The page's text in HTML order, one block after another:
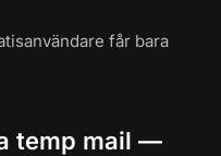
får bara
temp mail —